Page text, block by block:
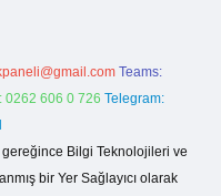
Teams:
0262 606 0 726 Telegram:
gereğince Bilgi Teknolojileri ve
bir Yer Sağlayıcı olarak